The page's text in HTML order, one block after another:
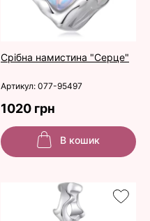
Срібна намистина "Серце"
Артикул: 077-95497
1020 грн
В кошик